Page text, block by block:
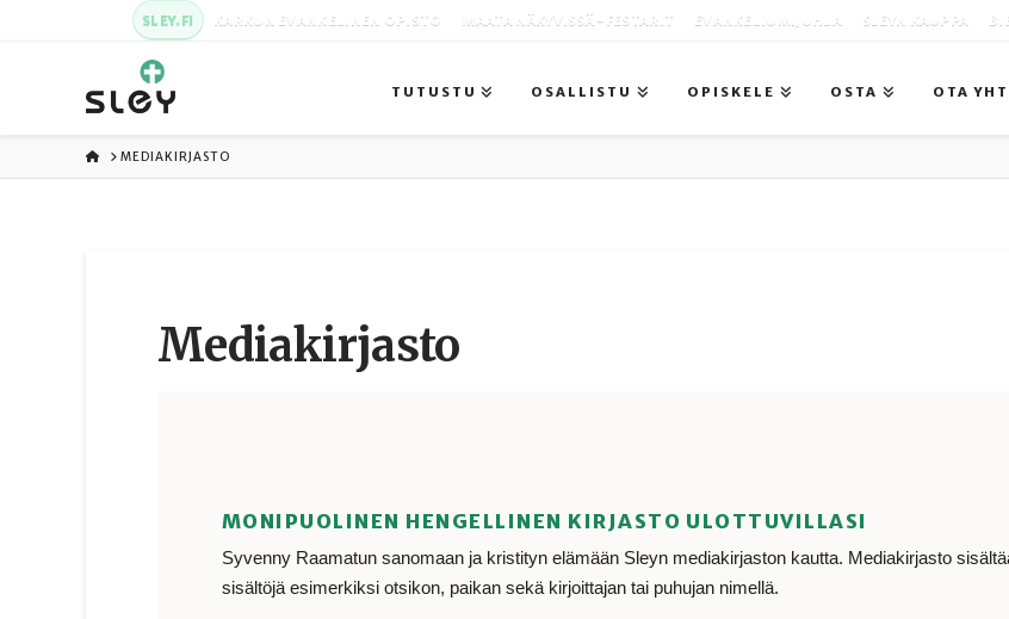
SLEY.FI KARKUN EVANKELINEN OPISTO MAATA NÄKYVISSÄ -FESTARIT EVANKELIUMIJUHLA SLEYN KAUPPA
TUTUSTU OSALLISTU OPISKELE OSTA OTA
ETUSIVU
MEDIAKIRJASTO
Media­kirjasto
MONIPUOLINEN HENGELLINEN KIRJASTO ULOTTUVILLASI
Syvenny Raamatun sanomaan ja kristityn elämään Sleyn mediakirjaston kautta. Mediakirjasto
sisältöjä esimerkiksi otsikon, paikan sekä kirjoittajan tai puhujan nimellä.